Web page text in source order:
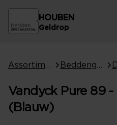
HOUBEN
Geldrop
Vandyck Pure 89
(Blauw)